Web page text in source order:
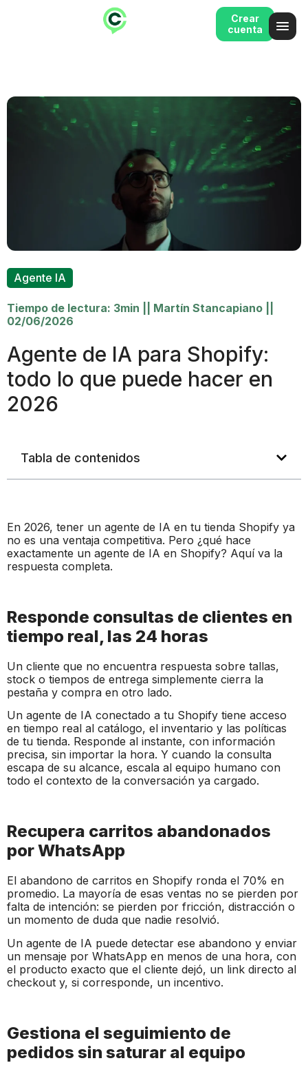
Crear
cuenta
Agente IA
Tiempo de lectura: 3min Martín Stancapiano
02/06/2026
Agente de IA para Shopify:
todo lo que puede hacer en
2026
Tabla de contenidos
En 2026, tener un agente de IA en tu tienda Shopify ya
no es una ventaja competitiva. Pero ¿qué hace
exactamente un agente de IA en Shopify? Aquí va la
respuesta completa.
Responde consultas de clientes en
tiempo real, las 24 horas
Un cliente que no encuentra respuesta sobre tallas,
stock o tiempos de entrega simplemente cierra la
pestaña y compra en otro lado.
Un agente de IA conectado a tu Shopify tiene acceso
en tiempo real al catálogo, el inventario y las políticas
de tu tienda. Responde al instante, con información
precisa, sin importar la hora. Y cuando la consulta
escapa de su alcance, escala al equipo humano con
todo el contexto de la conversación ya cargado.
Recupera carritos abandonados
por WhatsApp
El abandono de carritos en Shopify ronda el 70% en
promedio. La mayoría de esas ventas no se pierden por
falta de intención: se pierden por fricción, distracción o
un momento de duda que nadie resolvió.
Un agente de IA puede detectar ese abandono y enviar
un mensaje por WhatsApp en menos de una hora, con
el producto exacto que el cliente dejó, un link directo al
checkout y, si corresponde, un incentivo.
Gestiona el seguimiento de
pedidos sin saturar al equipo